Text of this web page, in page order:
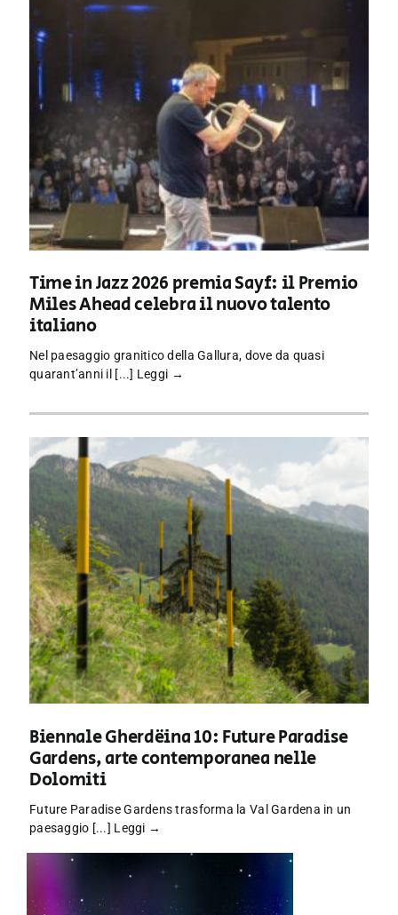
Time in Jazz 2026 premia Sayf: il Premio
Miles Ahead celebra il nuovo talento
italiano
Nel paesaggio granitico della Gallura, dove da quasi
quarant’anni il [...] Leggi →
Biennale Gherdëina 10: Future Paradise
Gardens, arte contemporanea nelle
Dolomiti
Future Paradise Gardens trasforma la Val Gardena in un
paesaggio [...] Leggi →